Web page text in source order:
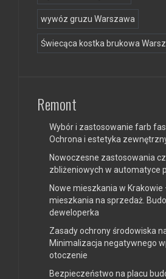
wywóz gruzu Warszawa
Świecąca kostka brukowa
Remont
Wybór i zastosowanie farb
Ochrona i estetyka
Nowoczesne zastosowania
zbliżeniowych w automatyce
Nowe mieszkania w Krakowie
mieszkania na sprzedaż.
deweloperka
Zasady ochrony środowiska
Minimalizacja negatywnego
otoczenie
Bezpieczeństwo na placu